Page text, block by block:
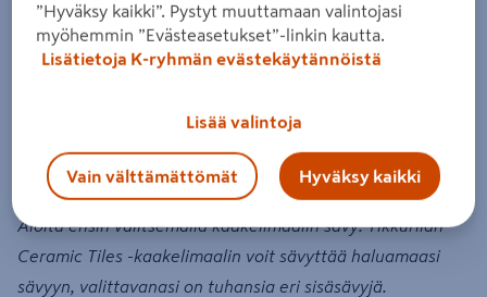
Aloita ensin valitsemalla kaakelimaalin sävy. Tikkurilan
Ceramic Tiles -kaakelimaalin voit sävyttää haluamaasi
sävyyn, valittavanasi on tuhansia eri sisäsävyjä.
”Hyväksy kaikki”. Pystyt muuttamaan valintojasi
myöhemmin ”Evästeasetukset”-linkin kautta.
Lisätietoja K-ryhmän evästekäytännöistä
Lisää valintoja
Vain välttämättömät Hyväksy kaikki